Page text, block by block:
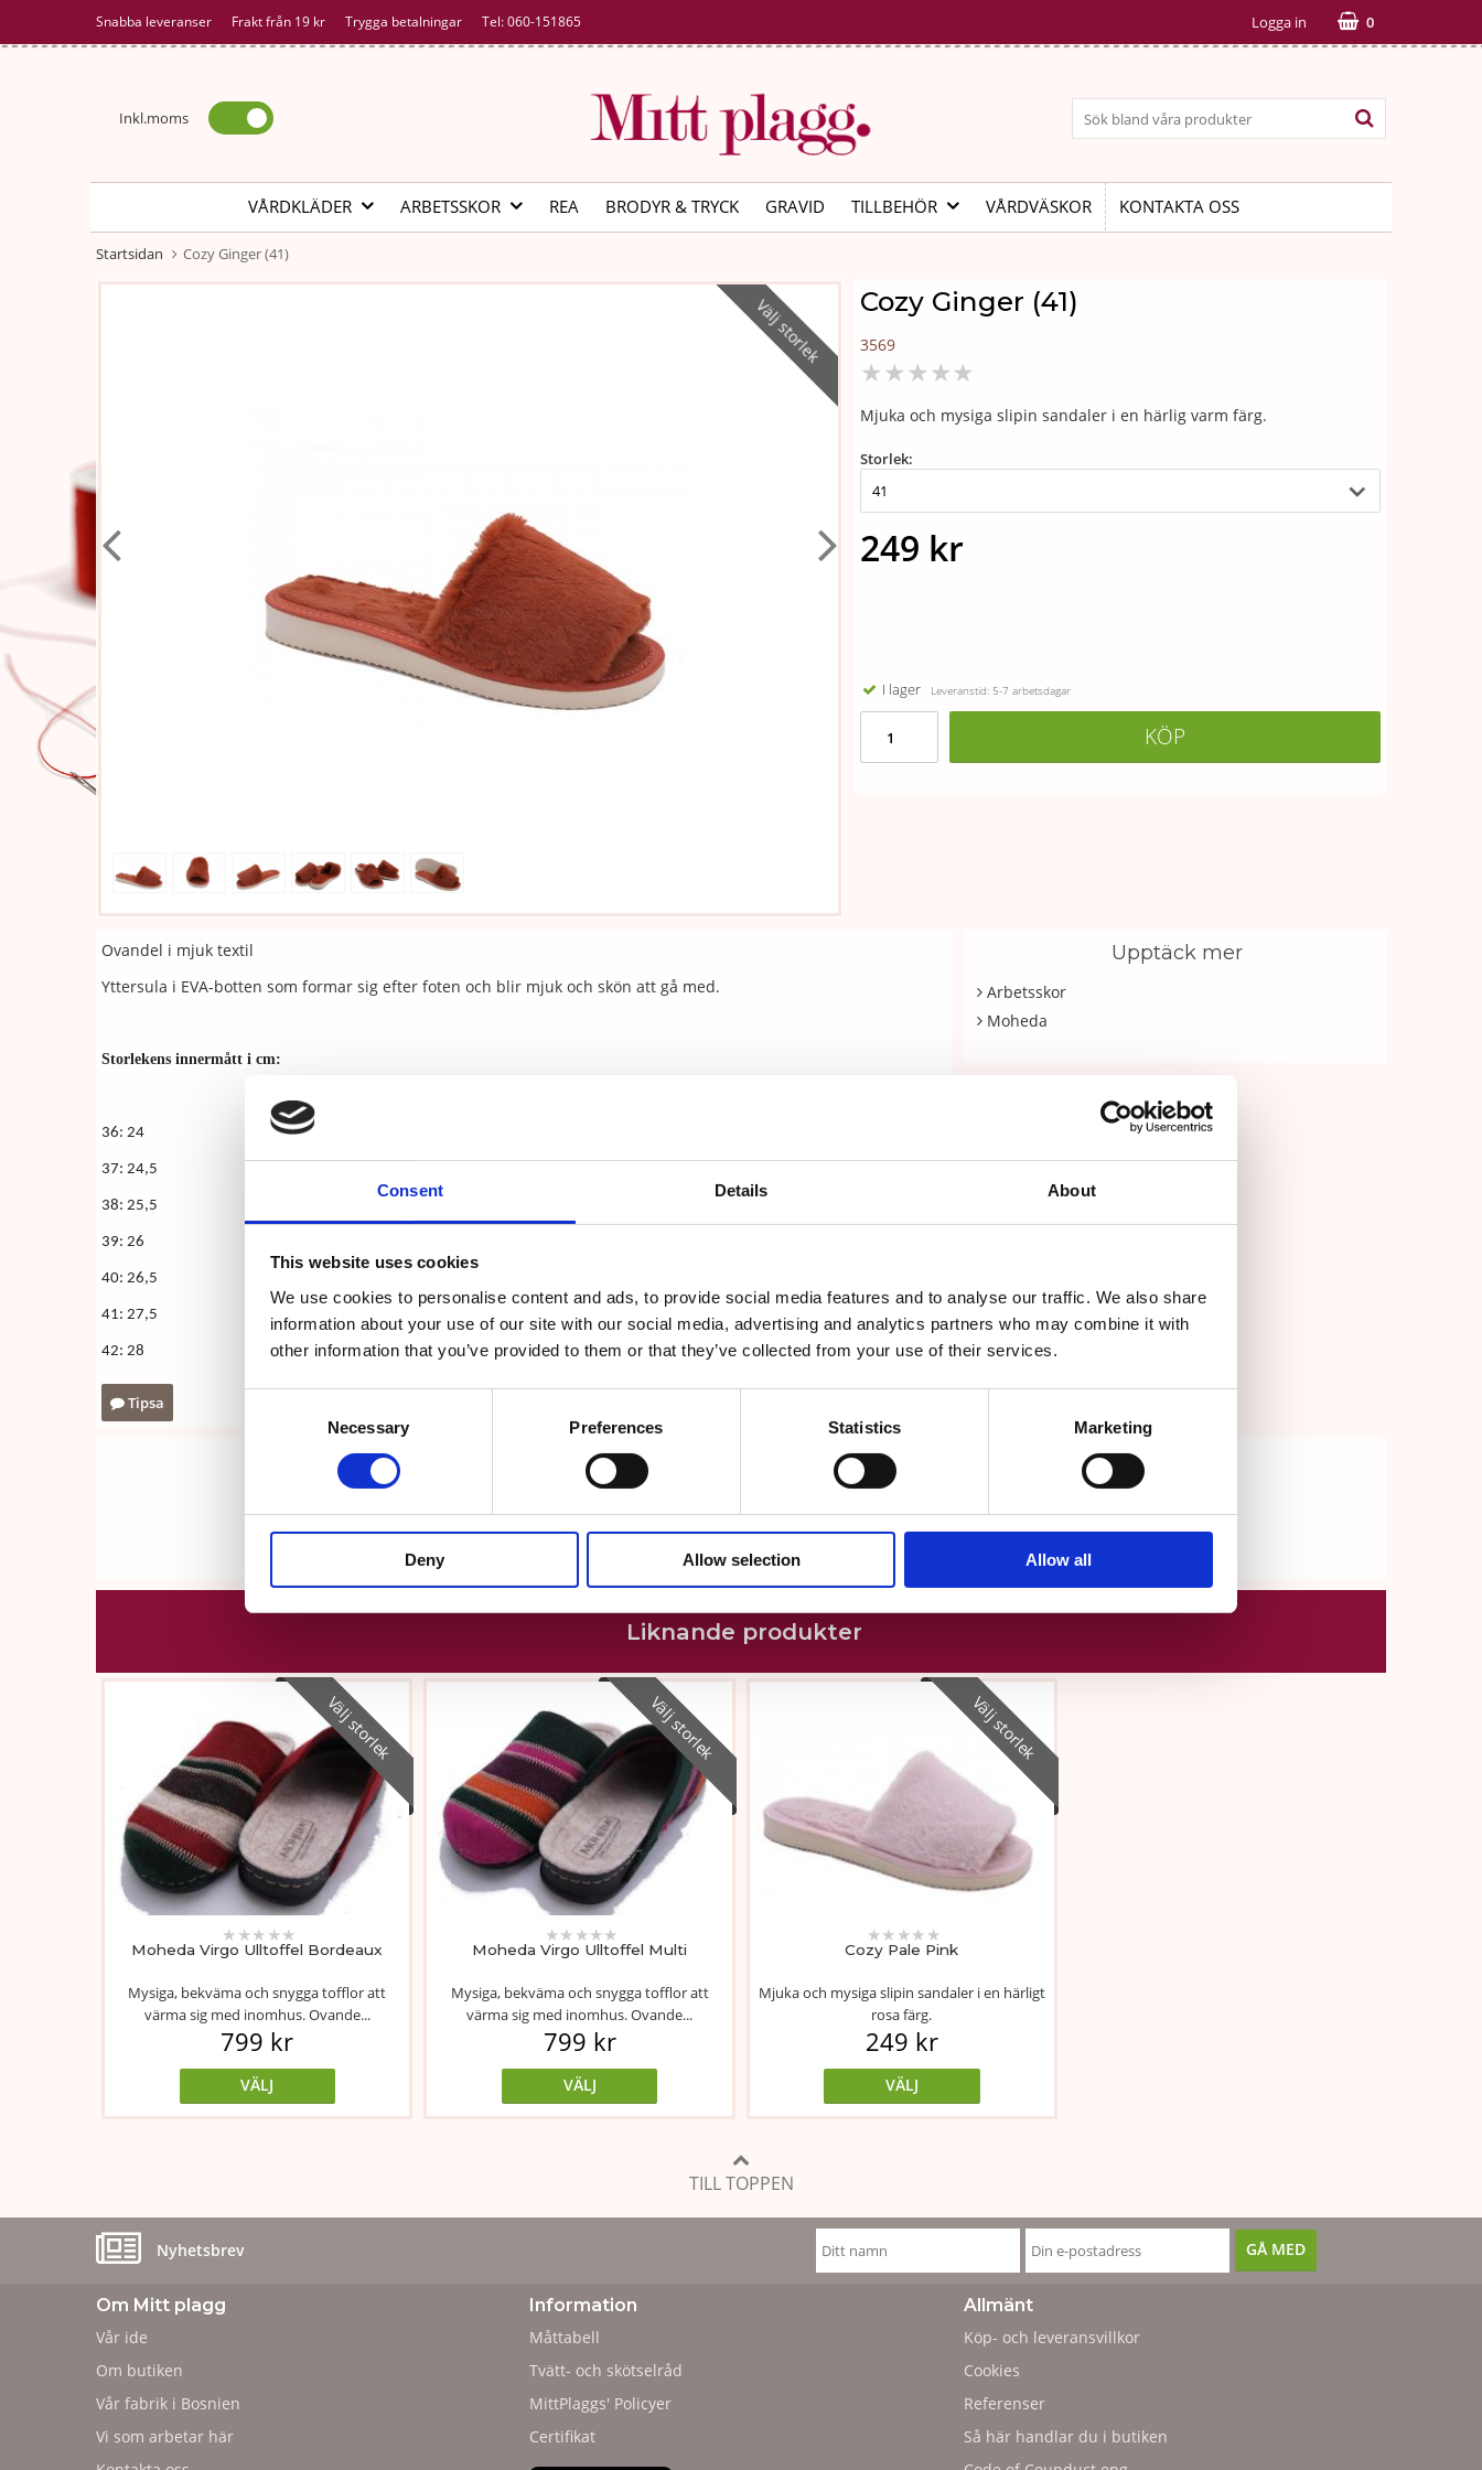
Consent Details About
This website uses cookies
We use cookies to personalise content and ads, to provide social media features and to analyse our traffic. We also share
information about your use of our site with our social media, advertising and analytics partners who may combine it with
other information that you’ve provided to them or that they’ve collected from your use of their services.
Necessary Preferences Statistics Marketing
Deny Allow selection Allow all
Snabba leveranser Frakt från 19 kr Trygga betalningar Tel: 060-151865 Logga in 0
Inkl.moms
VÅRDKLÄDER ARBETSSKOR REA BRODYR & TRYCK GRAVID TILLBEHÖR VÅRDVÄSKOR KONTAKTA OSS
Startsidan Cozy Ginger (41)
Välj storlek Cozy Ginger (41)
3569
★★★★★
Mjuka och mysiga slipin sandaler i en härlig varm färg.
Storlek:
249 kr
I lager Leveranstid: 5-7 arbetsdagar
KÖP
Ovandel i mjuk textil
Yttersula i EVA-botten som formar sig efter foten och blir mjuk och skön att gå med.
Storlekens innermått i cm:
36: 24
37: 24,5
38: 25,5
39: 26
40: 26,5
41: 27,5
42: 28
Tipsa
Upptäck mer
Arbetsskor
Moheda
Skriv en recension
Liknande produkter
Välj storlek
Moheda Virgo Ulltoffel Bordeaux
★ ★★ ★★
Mysiga, bekväma och snygga tofflor att
värma sig med inomhus. Ovande...
799 kr
VÄLJ
Välj storlek
Moheda Virgo Ulltoffel Multi
★★ ★★★
Mysiga, bekväma och snygga tofflor att
värma sig med inomhus. Ovande...
799 kr
VÄLJ
Välj storlek
Cozy Pale Pink
★★ ★★ ★
Mjuka och mysiga slipin sandaler i en härligt
rosa färg.
249 kr
VÄLJ
TILL TOPPEN
Nyhetsbrev
Om Mitt plagg
Vår ide
Om butiken
Vår fabrik i Bosnien
Vi som arbetar här
Information
Måttabell
Tvätt- och skötselråd
MittPlaggs' Policyer
Certifikat
Allmänt
Köp- och leveransvillkor
Cookies
Referenser
Så här handlar du i butiken